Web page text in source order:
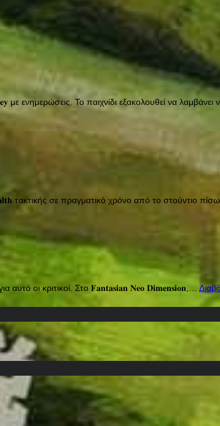
ενημερώσεις. Το παιχνίδι εξακολουθεί να
τακτικής σε πραγματικό χρόνο από το στούντιο
αυτό οι κριτικοί. Στο 𝐅𝐚𝐧𝐭𝐚𝐬𝐢𝐚𝐧 𝐍𝐞𝐨 𝐃𝐢𝐦𝐞𝐧𝐬𝐢𝐨𝐧,…